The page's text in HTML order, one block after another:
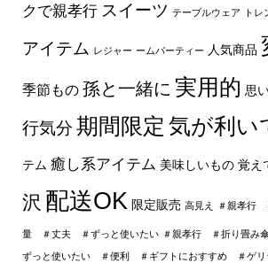
クで親孝行 スイーツ テーブルウェア トレ
アイテム レジャー ームパーティー 人気商品
季節もの 孫と一緒に 実用的 思
行気分 期間限定 気が利い
テム 癒し系アイテム 美味しいもの 覚え
沢 配送OK 限定販売 高見え ＃親孝行
量 ＃丈夫 ＃ずっと使いたい ＃親孝行 ＃折り畳
ずっと使いたい ＃便利 ＃ギフトにおすすめ ＃ゲリ